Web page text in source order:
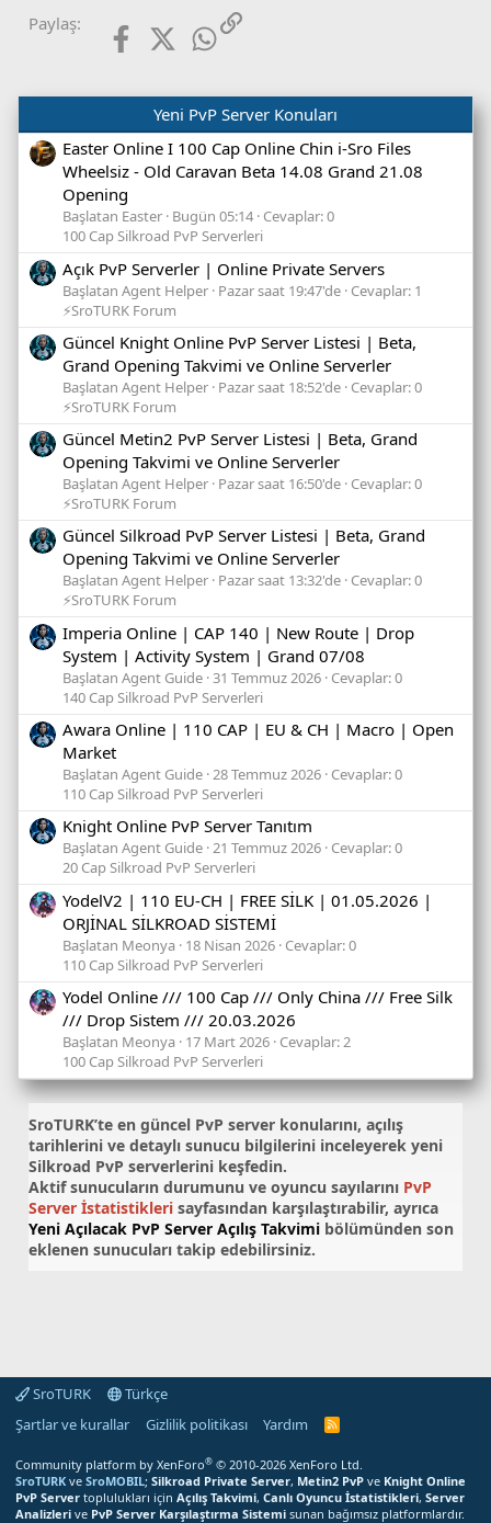
r
Paylaş: FacebookX (Twitter)WhatsApp
Link
Yeni PvP Server Konuları
Easter Online I 100 Cap Online Chin i-Sro Files
Wheelsiz - Old Caravan Beta 14.08 Grand 21.08
Opening
Başlatan Easter Bugün 05:14 Cevaplar: 0
100 Cap Silkroad PvP Serverleri
Açık PvP Serverler | Online Private Servers
Başlatan Agent Helper Pazar saat 19:47'de Cevaplar: 1
⚡SroTURK Forum
Güncel Knight Online PvP Server Listesi | Beta,
Grand Opening Takvimi ve Online Serverler
Başlatan Agent Helper Pazar saat 18:52'de Cevaplar: 0
⚡SroTURK Forum
Güncel Metin2 PvP Server Listesi | Beta, Grand
Opening Takvimi ve Online Serverler
Başlatan Agent Helper Pazar saat 16:50'de Cevaplar: 0
⚡SroTURK Forum
Güncel Silkroad PvP Server Listesi | Beta, Grand
Opening Takvimi ve Online Serverler
Başlatan Agent Helper Pazar saat 13:32'de Cevaplar: 0
⚡SroTURK Forum
Imperia Online | CAP 140 | New Route | Drop
System | Activity System | Grand 07/08
Başlatan Agent Guide 31 Temmuz 2026 Cevaplar: 0
140 Cap Silkroad PvP Serverleri
Awara Online | 110 CAP | EU & CH | Macro | Open
Market
Başlatan Agent Guide 28 Temmuz 2026 Cevaplar: 0
110 Cap Silkroad PvP Serverleri
Knight Online PvP Server Tanıtım
Başlatan Agent Guide 21 Temmuz 2026 Cevaplar: 0
20 Cap Silkroad PvP Serverleri
YodelV2 | 110 EU-CH | FREE SİLK | 01.05.2026 |
ORJİNAL SİLKROAD SİSTEMİ
Başlatan Meonya 18 Nisan 2026 Cevaplar: 0
110 Cap Silkroad PvP Serverleri
Yodel Online /// 100 Cap /// Only China /// Free Silk
/// Drop Sistem /// 20.03.2026
Başlatan Meonya 17 Mart 2026 Cevaplar: 2
100 Cap Silkroad PvP Serverleri
SroTURK’te en güncel PvP server konularını, açılış
tarihlerini ve detaylı sunucu bilgilerini inceleyerek yeni
Silkroad PvP serverlerini keşfedin.
Aktif sunucuların durumunu ve oyuncu sayılarını PvP
Server İstatistikleri sayfasından karşılaştırabilir, ayrıca
Yeni Açılacak PvP Server Açılış Takvimi bölümünden son
eklenen sunucuları takip edebilirsiniz.
SroTURK
Türkçe
Şartlar ve kurallar
Gizlilik politikası Yardım
S
T
U
R
K
Community platform by XenForo® © 2010-2026 XenForo Ltd.
SroTURK ve SroMOBIL; Silkroad Private Server, Metin2 PvP ve Knight Online
PvP Server toplulukları için Açılış Takvimi, Canlı Oyuncu İstatistikleri, Server
Analizleri ve PvP Server Karşılaştırma Sistemi sunan bağımsız platformlardır.